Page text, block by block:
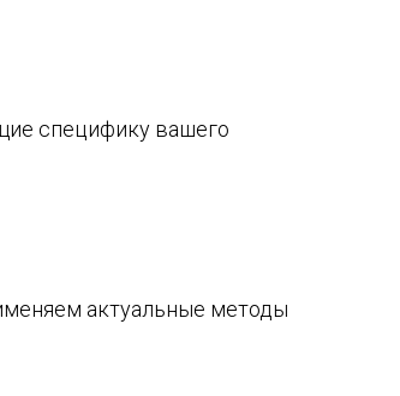
специфику вашего
актуальные методы